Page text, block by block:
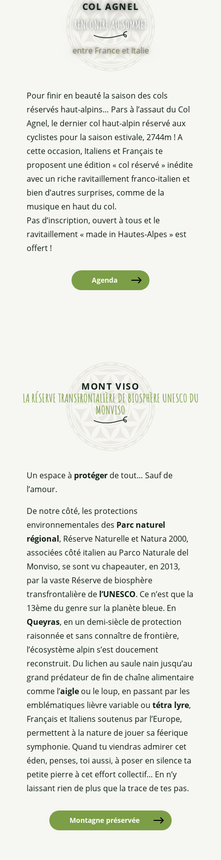
COL AGNEL
RENCONTRE AU SOMMET
entre France et Italie
Pour finir en beauté la saison des cols
réservés haut-alpins… Pars à l’assaut du Col
Agnel, le dernier col haut-alpin réservé aux
cyclistes pour la saison estivale, 2744m ! A
cette occasion, Italiens et Français te
proposent une édition « col réservé » inédite
avec un riche ravitaillement franco-italien et
bien d’autres surprises, comme de la
musique en haut du col.
Pas d’inscription, ouvert à tous et le
ravitaillement « made in Hautes-Alpes » est
offert !
Agenda
MONT VISO
LA RÉSERVE TRANSFRONTALIÈRE DE BIOSPHÈRE UNESCO DU
MONVISO
Un espace à protéger de tout… Sauf de
l’amour.
De notre côté, les protections
environnementales des Parc naturel
régional, Réserve Naturelle et Natura 2000,
associées côté italien au Parco Naturale del
Monviso, se sont vu chapeauter, en 2013,
par la vaste Réserve de biosphère
transfrontalière de l’UNESCO. Ce n’est que la
13ème du genre sur la planète bleue. En
Queyras, en un demi-siècle de protection
raisonnée et sans connaître de frontière,
l’écosystème alpin s’est doucement
reconstruit. Du lichen au saule nain jusqu’au
grand prédateur de fin de chaîne alimentaire
comme l’aigle ou le loup, en passant par les
emblématiques lièvre variable ou tétra lyre,
Français et Italiens soutenus par l’Europe,
permettent à la nature de jouer sa féerique
symphonie. Quand tu viendras admirer cet
éden, penses, toi aussi, à poser en silence ta
petite pierre à cet effort collectif… En n’y
laissant rien de plus que la trace de tes pas.
Montagne préservée